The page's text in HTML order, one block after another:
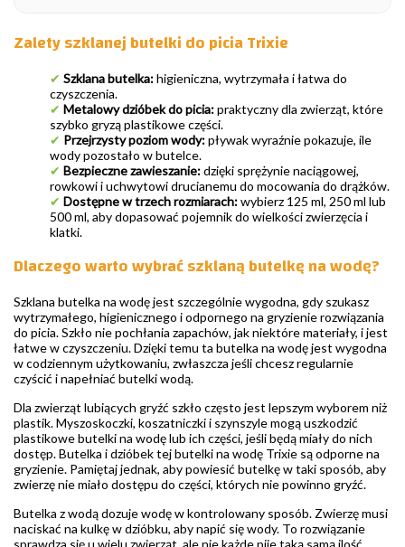
Zalety szklanej butelki do picia Trixie
✔ Szklana butelka:higieniczna, wytrzymała i łatwa do
czyszczenia.
✔ Metalowy dzióbek do picia:praktyczny dla zwierząt, które
szybko gryzą plastikowe części.
✔ Przejrzysty poziom wody:pływak wyraźnie pokazuje, ile
wody pozostało w butelce.
✔ Bezpieczne zawieszanie:dzięki sprężynie naciągowej,
rowkowi i uchwytowi drucianemu do mocowania do drążków.
✔ Dostępne w trzech rozmiarach:wybierz 125 ml, 250 ml lub
500 ml, aby dopasować pojemnik do wielkości zwierzęcia i
klatki.
Dlaczego warto wybrać szklaną butelkę na wodę?
Szklana butelka na wodę jest szczególnie wygodna, gdy szukasz
wytrzymałego, higienicznego i odpornego na gryzienie rozwiązania
do picia. Szkło nie pochłania zapachów, jak niektóre materiały, i jest
łatwe w czyszczeniu. Dzięki temu ta butelka na wodę jest wygodna
w codziennym użytkowaniu, zwłaszcza jeśli chcesz regularnie
czyścić i napełniać butelki wodą.
Dla zwierząt lubiących gryźć szkło często jest lepszym wyborem niż
plastik. Myszoskoczki, koszatniczki i szynszyle mogą uszkodzić
plastikowe butelki na wodę lub ich części, jeśli będą miały do nich
dostęp. Butelka i dzióbek tej butelki na wodę Trixie są odporne na
gryzienie. Pamiętaj jednak, aby powiesić butelkę w taki sposób, aby
zwierzę nie miało dostępu do części, których nie powinno gryźć.
Butelka z wodą dozuje wodę w kontrolowany sposób. Zwierzę musi
naciskać na kulkę w dzióbku, aby napić się wody. To rozwiązanie